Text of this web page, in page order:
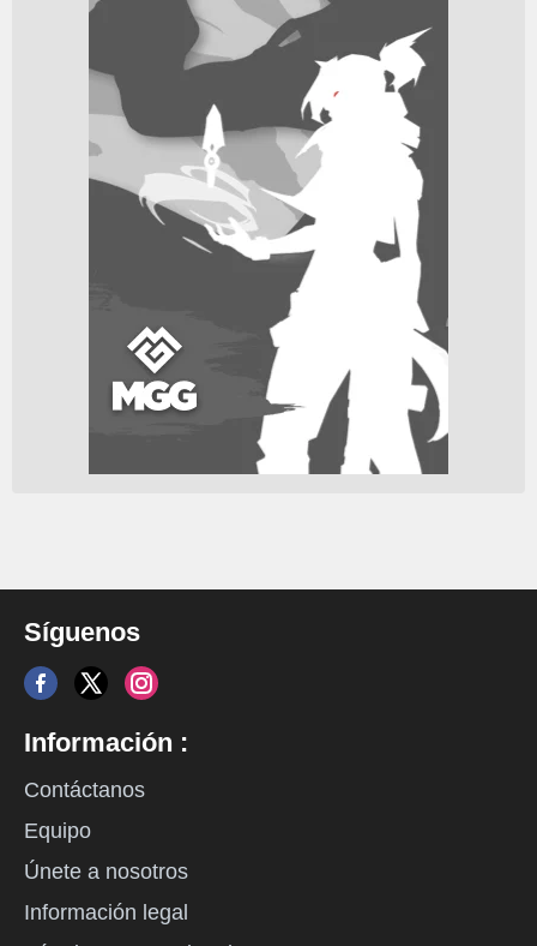
Síguenos
Información :
Contáctanos
Equipo
Únete a nosotros
Información legal